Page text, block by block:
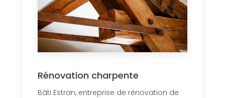
Rénovation charpente
Bâti Estran, entreprise de rénovation de